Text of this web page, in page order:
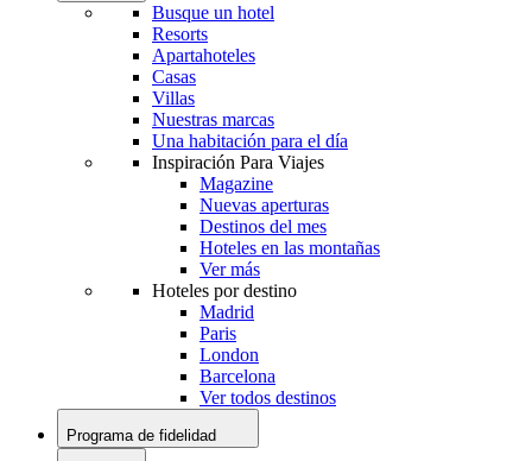
Busque un hotel
Resorts
Apartahoteles
Casas
Villas
Nuestras marcas
Una habitación para el día
Inspiración Para Viajes
Magazine
Nuevas aperturas
Destinos del mes
Hoteles en las montañas
Ver más
Hoteles por destino
Madrid
Paris
London
Barcelona
Ver todos destinos
Programa de fidelidad